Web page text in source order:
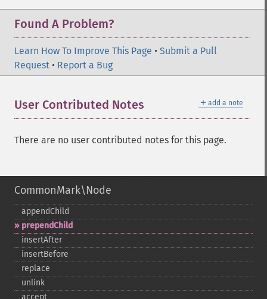
Found A Problem?
Learn How To Improve This Page • Submit a Pull
Request • Report a Bug
＋ add a note
User Contributed Notes
There are no user contributed notes for this page.
CommonMark\Node
appendChild
prependChild
insertAfter
insertBefore
replace
unlink
accept